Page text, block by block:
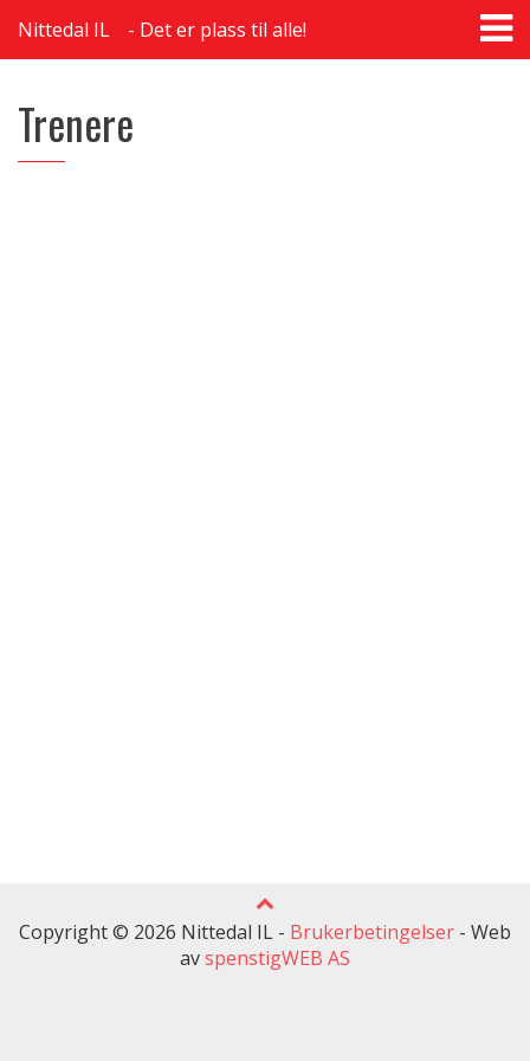
Nittedal IL Det er plass til alle!
Trenere
Copyright © 2026 Nittedal IL - Brukerbetingelser - Web
avspenstigWEB AS